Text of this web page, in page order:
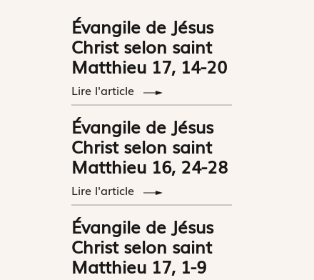
Évangile de Jésus
Christ selon saint
Matthieu 17, 14-20
Lire l'article
Évangile de Jésus
Christ selon saint
Matthieu 16, 24-28
Lire l'article
Évangile de Jésus
Christ selon saint
Matthieu 17, 1-9